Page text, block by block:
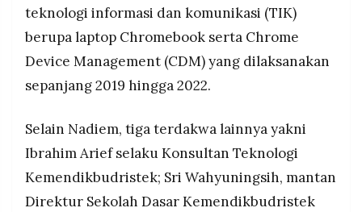
teknologi informasi dan komunikasi (TIK)
berupa laptop Chromebook serta Chrome
Device Management (CDM) yang dilaksanakan
sepanjang 2019 hingga 2022.
Selain Nadiem, tiga terdakwa lainnya yakni
Ibrahim Arief selaku Konsultan Teknologi
Kemendikbudristek; Sri Wahyuningsih, mantan
Direktur Sekolah Dasar Kemendikbudristek